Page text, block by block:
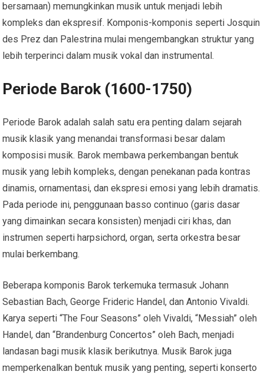
bersamaan) memungkinkan musik untuk menjadi lebih
kompleks dan ekspresif. Komponis-komponis seperti Josquin
des Prez dan Palestrina mulai mengembangkan struktur yang
lebih terperinci dalam musik vokal dan instrumental.
Periode Barok (1600-1750)
Periode Barok adalah salah satu era penting dalam sejarah
musik klasik yang menandai transformasi besar dalam
komposisi musik. Barok membawa perkembangan bentuk
musik yang lebih kompleks, dengan penekanan pada kontras
dinamis, ornamentasi, dan ekspresi emosi yang lebih dramatis.
Pada periode ini, penggunaan basso continuo (garis dasar
yang dimainkan secara konsisten) menjadi ciri khas, dan
instrumen seperti harpsichord, organ, serta orkestra besar
mulai berkembang.
Beberapa komponis Barok terkemuka termasuk Johann
Sebastian Bach, George Frideric Handel, dan Antonio Vivaldi.
Karya seperti “The Four Seasons” oleh Vivaldi, “Messiah” oleh
Handel, dan “Brandenburg Concertos” oleh Bach, menjadi
landasan bagi musik klasik berikutnya. Musik Barok juga
memperkenalkan bentuk musik yang penting, seperti konserto